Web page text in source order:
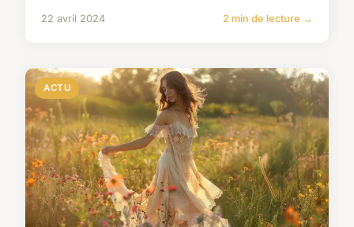
22 avril 2024 2 min de lecture →
ACTU